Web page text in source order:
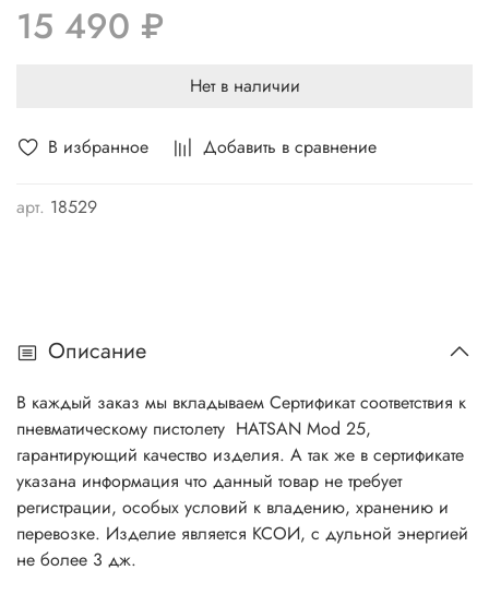
В избранное Добавить в сравнение
арт. 18529
15 490 ₽
Нет в наличии
Описание
В каждый заказ мы вкладываем Сертификат соответствия к
пневматическому пистолету HATSAN Mod 25,
гарантирующий качество изделия. А так же в сертификате
указана информация что данный товар не требует
регистрации, особых условий к владению, хранению и
перевозке. Изделие является КСОИ, с дульной энергией
не более 3 дж.